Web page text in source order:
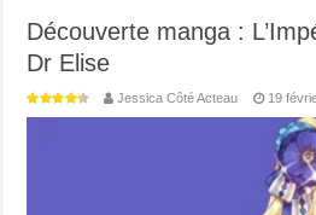
Découverte manga :
Dr Elise
Jessica Côté Acteau 19